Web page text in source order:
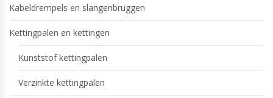
Kabeldrempels en slangenbruggen
Kettingpalen en kettingen
Kunststof kettingpalen
Verzinkte kettingpalen